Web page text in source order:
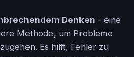
Denken - eine
Methode, um Probleme
Es hilft, Fehler zu